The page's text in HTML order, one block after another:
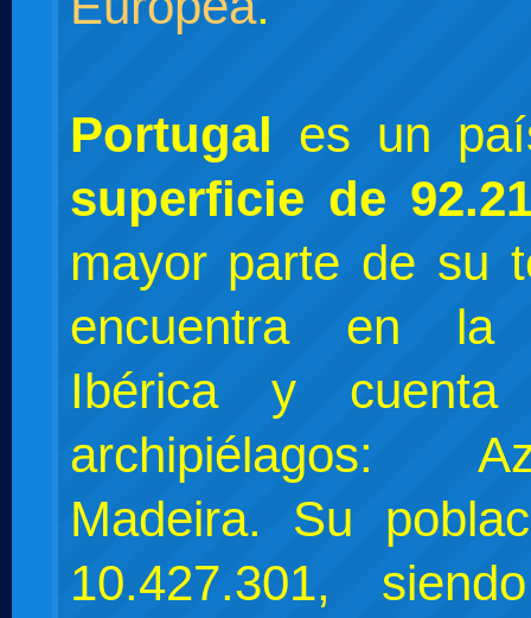
Portugal es un
superficie de
mayor parte de su
encuentra en la
Ibérica y
archipiélagos:
Madeira. Su
10.427.301,